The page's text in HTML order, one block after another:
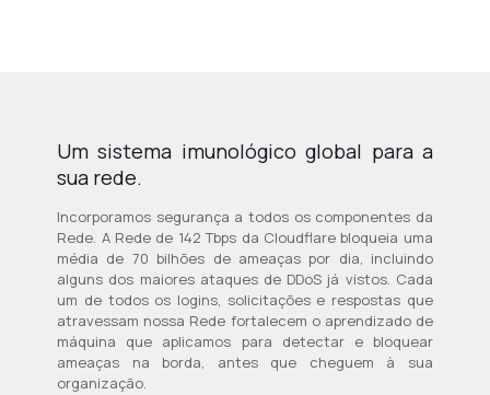
Um sistema imunológico global para a
sua rede.
Incorporamos segurança a todos os componentes da
Rede. A Rede de 142 Tbps da Cloudflare bloqueia uma
média de 70 bilhões de ameaças por dia, incluindo
alguns dos maiores ataques de DDoS já vistos. Cada
um de todos os logins, solicitações e respostas que
atravessam nossa Rede fortalecem o aprendizado de
máquina que aplicamos para detectar e bloquear
ameaças na borda, antes que cheguem à sua
organização.